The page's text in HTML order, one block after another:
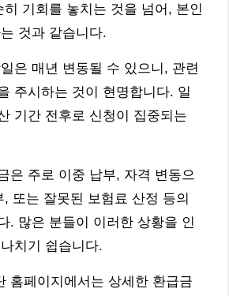
기회를 놓치는 것을 넘어, 본인
것과 같습니다.
은 매년 변동될 수 있으니, 관련
주시하는 것이 현명합니다. 일
기간 전후로 신청이 집중되는
은 주로 이중 납부, 자격 변동으
, 또는 잘못된 보험료 산정 등의
. 많은 분들이 이러한 상황을 인
치기 쉽습니다.
홈페이지에서는 상세한 환급금